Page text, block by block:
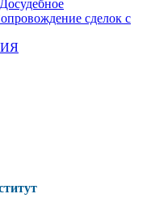
Досудебное
сделок с